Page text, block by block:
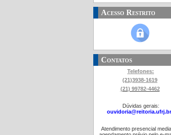
Acesso Restrito
Contatos
Telefones:
(21)3938-1619
(21) 99782-4462
Dúvidas gerais:
Atendimento presencial